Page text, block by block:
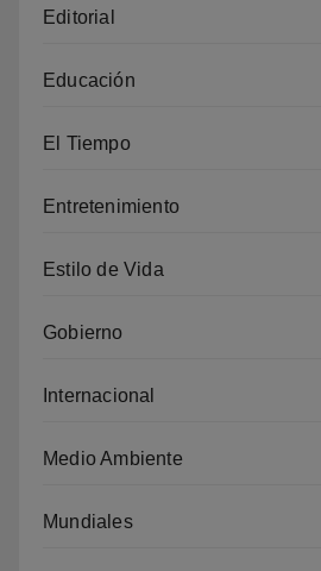
Editorial
Educación
El Tiempo
Entretenimiento
Estilo de Vida
Gobierno
Internacional
Medio Ambiente
Mundiales